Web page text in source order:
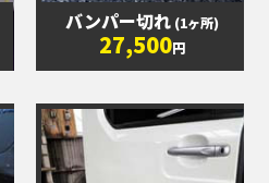
バンパー切れ (1ヶ所)
27,500円